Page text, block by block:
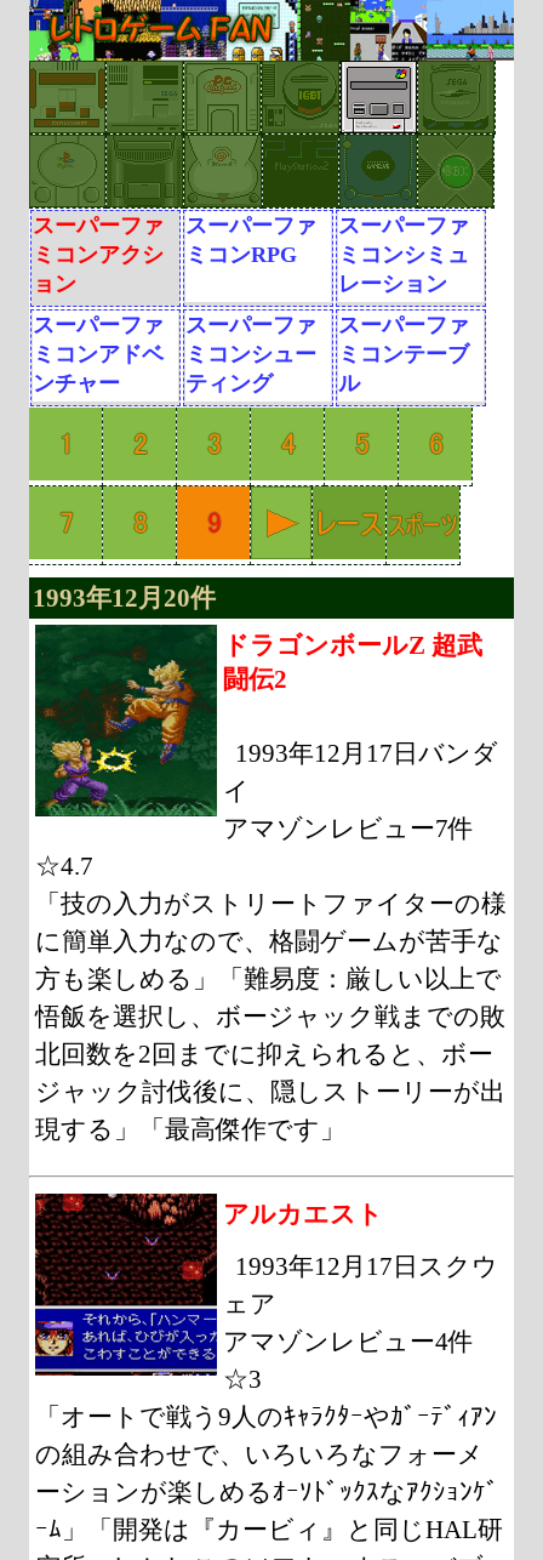
スーパーファ
ミコンアクシ
ョン
スーパーファ
ミコンRPG
スーパーファ
ミコンシミュ
レーション
スーパーファ
ミコンアドベ
ンチャー
スーパーファ
ミコンシュー
ティング
スーパーファ
ミコンテーブ
ル
1993年12月20件
ドラゴンボールZ 超武
闘伝2
1993年12月17日バンダ
イ
アマゾンレビュー7件
☆4.7
「技の入力がストリートファイターの様
に簡単入力なので、格闘ゲームが苦手な
方も楽しめる」「難易度：厳しい以上で
悟飯を選択し、ボージャック戦までの敗
北回数を2回までに抑えられると、ボー
ジャック討伐後に、隠しストーリーが出
現する」「最高傑作です」
アルカエスト
1993年12月17日スクウ
ェア
アマゾンレビュー4件
☆3
「オートで戦う9人のｷｬﾗｸﾀｰやｶﾞｰﾃﾞｨｱﾝ
の組み合わせで、いろいろなフォーメ
ーションが楽しめるｵｰｿﾄﾞｯｸｽなｱｸｼｮﾝｹﾞ
ｰﾑ」「開発は『カービィ』と同じHAL研